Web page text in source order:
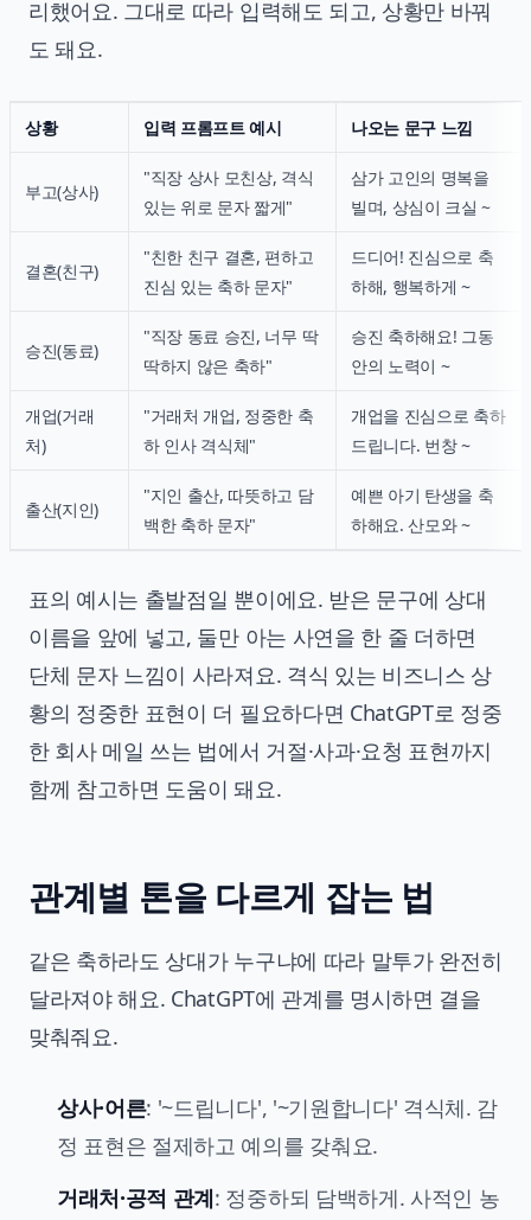
리했어요. 그대로 따라 입력해도 되고, 상황만 바꿔
도 돼요.
상황 입력 프롬프트 예시 나오는 문구 느낌
부고(상사)
"직장 상사 모친상, 격식
있는 위로 문자 짧게"
삼가 고인의 명복을
빌며, 상심이 크실 ~
결혼(친구)
"친한 친구 결혼, 편하고
진심 있는 축하 문자"
드디어! 진심으로 축
하해, 행복하게 ~
승진(동료)
"직장 동료 승진, 너무 딱
딱하지 않은 축하"
승진 축하해요! 그동
안의 노력이 ~
개업(거래
처)
"거래처 개업, 정중한 축
하 인사 격식체"
개업을 진심으로 축하
드립니다. 번창 ~
출산(지인)
"지인 출산, 따뜻하고 담
백한 축하 문자"
예쁜 아기 탄생을 축
하해요. 산모와 ~
표의 예시는 출발점일 뿐이에요. 받은 문구에 상대
이름을 앞에 넣고, 둘만 아는 사연을 한 줄 더하면
단체 문자 느낌이 사라져요. 격식 있는 비즈니스 상
황의 정중한 표현이 더 필요하다면 ChatGPT로 정중
한 회사 메일 쓰는 법에서 거절·사과·요청 표현까지
함께 참고하면 도움이 돼요.
관계별 톤을 다르게 잡는 법
같은 축하라도 상대가 누구냐에 따라 말투가 완전히
달라져야 해요. ChatGPT에 관계를 명시하면 결을
맞춰줘요.
상사·어른: '~드립니다', '~기원합니다' 격식체. 감
정 표현은 절제하고 예의를 갖춰요.
거래처·공적 관계: 정중하되 담백하게. 사적인 농